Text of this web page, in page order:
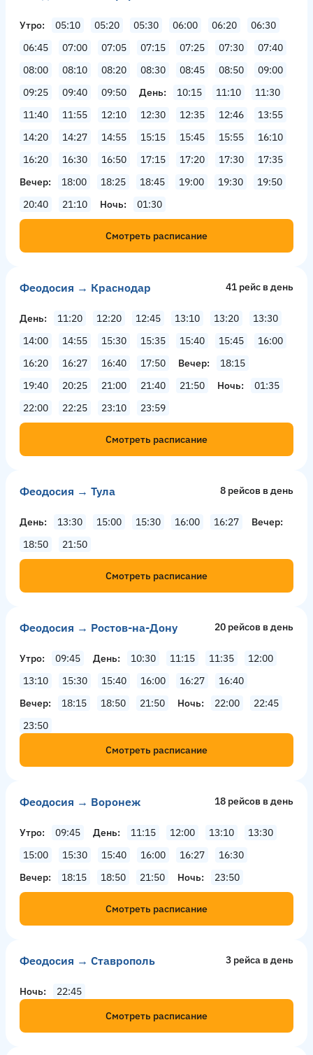
Утро 05:10 05:20 05:30 06:00 06:20
06:30
06:45
07:00 07:05 07:15 07:25 07:30
07:40
08:00
08:10 08:20 08:30 08:45 08:50
09:00
09:25
09:40 09:50 День 10:15 11:10
11:30
11:40
11:55 12:10 12:30 12:35 12:46
13:55
14:20
14:27 14:55 15:15 15:45 15:55
16:10
16:20
16:30 16:50 17:15 17:20 17:30
17:35
Вечер
18:00 18:25 18:45 19:00 19:30
19:50
20:40
21:10 Ночь 01:30
Смотреть расписание
Феодосия → Краснодар 41 рейс в день
День 11:20 12:20 12:45 13:10 13:20
13:30
14:00
14:55 15:30 15:35 15:40 15:45
16:00
16:20
16:27 16:40 17:50 Вечер
18:15
19:40
20:25 21:00 21:40 21:50 Ночь
01:35
22:00
22:25 23:10 23:59
Смотреть расписание
Феодосия → Тула 8 рейсов в день
День 13:30 15:00 15:30 16:00 16:27
Вечер
18:50
21:50
Смотреть расписание
Феодосия → Ростов-на-Дону 20 рейсов в день
Утро 09:45 День 10:30 11:15 11:35
12:00
13:10
15:30 15:40 16:00 16:27
16:40
Вечер
18:15 18:50 21:50 Ночь 22:00
22:45
23:50
Смотреть расписание
Феодосия → Воронеж 18 рейсов в день
Утро 09:45 День 11:15 12:00 13:10
13:30
15:00
15:30 15:40 16:00 16:27
16:30
Вечер
18:15 18:50 21:50 Ночь 23:50
Смотреть расписание
Феодосия → Ставрополь 3 рейсa в день
Ночь
22:45
Смотреть расписание